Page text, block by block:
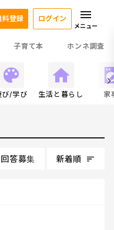
子育て本 ホンネ調査
料登録 ログイン
メニュー
び/学び 生活と暮らし 家
回答募集 新着順